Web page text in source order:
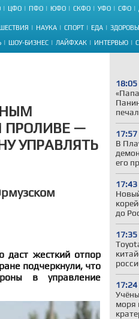
ЦФО ПФО ЮФО СКФО УФО СФО
НАУКА СПОРТ ЕДА
ШОУ-БИЗНЕС ЛАЙФХАК ИНТЕРВЬЮ
18:05
17:57
В
его
17:43
до
17:35
17:24
моря
ПРОЛИВЕ —
УПРАВЛЯТЬ
даст жесткий отпор
подчеркнули, что
в управление